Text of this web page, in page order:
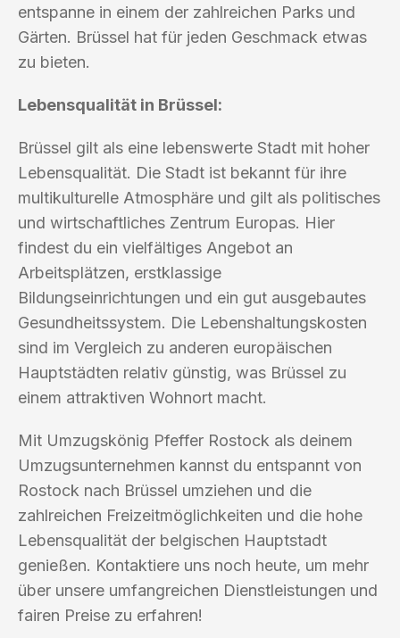
entspanne in einem der zahlreichen Parks und
Gärten. Brüssel hat für jeden Geschmack etwas
zu bieten.
Lebensqualität in Brüssel:
Brüssel gilt als eine lebenswerte Stadt mit hoher
Lebensqualität. Die Stadt ist bekannt für ihre
multikulturelle Atmosphäre und gilt als politisches
und wirtschaftliches Zentrum Europas. Hier
findest du ein vielfältiges Angebot an
Arbeitsplätzen, erstklassige
Bildungseinrichtungen und ein gut ausgebautes
Gesundheitssystem. Die Lebenshaltungskosten
sind im Vergleich zu anderen europäischen
Hauptstädten relativ günstig, was Brüssel zu
einem attraktiven Wohnort macht.
Mit Umzugskönig Pfeffer Rostock als deinem
Umzugsunternehmen kannst du entspannt von
Rostock nach Brüssel umziehen und die
zahlreichen Freizeitmöglichkeiten und die hohe
Lebensqualität der belgischen Hauptstadt
genießen. Kontaktiere uns noch heute, um mehr
über unsere umfangreichen Dienstleistungen und
fairen Preise zu erfahren!